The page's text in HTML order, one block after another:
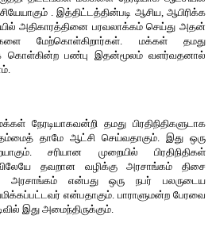
. இத்திட்டத்தின்படி ஆசிய, ஆபிரிக்க
அதிகாரத்தினை பரவலாக்கம் செய்து அதன்
மேற்கொள்கிறார்கள். மக்கள் தமது
கொள்கின்ற பண்பு இதன்மூலம் வளர்வதனால்
நேரடியாகவன்றி தமது பிரதிநிதிகளுடாக
தாமே ஆட்சி செய்வதாகும். இது ஒரு
சரியான முறையில் பிரதிநிதிகள்
தவறான வழிக்கு அரசாங்கம் திசை
அரசாங்கம் என்பது ஒரு நபர் பலருடைய
என்பதாகும். பாராளுமன்ற பேரவை
இது அமைந்திருக்கும்.